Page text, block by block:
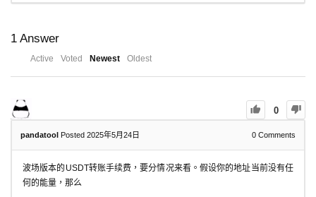
1 Answer
Active Voted Newest Oldest
0
pandatool Posted 2025年5月24日 0 Comments
波场版本的USDT转账手续费，要分情况来看。假设你的地址当前没有任
何的能量，那么